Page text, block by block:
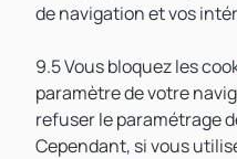
de navigation et vos
9.5 Vous bloquez les
paramètre de votre
refuser le paramétrage
Cependant, si vous